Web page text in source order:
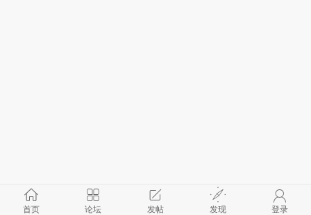
首页 论坛 发帖 发现 登录